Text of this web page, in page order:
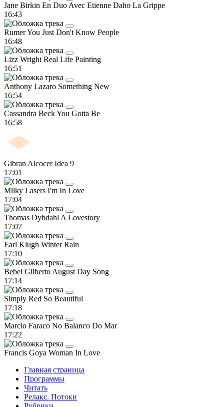
Jane Birkin En Duo Avec Etienne Daho La Grippe
16:43
RumerYou Just Don't Know People
16:48
Lizz Wright Real Life Painting
16:51
Anthony Lazaro Something New
16:54
Cassandra BeckYou Gotta Be
16:58
Gibran AlcocerIdea 9
17:01
Milky Lasers I'm In Love
17:04
Thomas Dybdahl A Lovestory
17:07
Earl Klugh Winter Rain
17:10
Bebel Gilberto August Day Song
17:14
Simply Red So Beautiful
17:18
Marcio Faraco No Balanco Do Mar
17:22
Francis Goya Woman In Love
Главная страница
Программы
Читать
Релакс. Потоки